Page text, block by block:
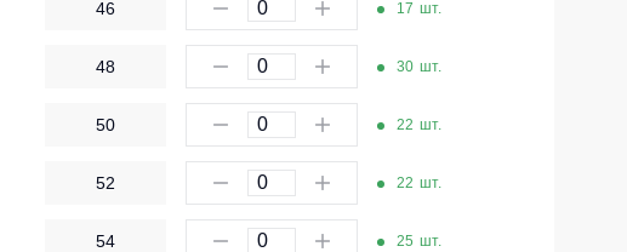
Одноразовая спецодежда
Термобелье
Специальная одежда
Головные уборы
46 17 шт.
48 30 шт.
50 22 шт.
52 22 шт.
54 25 шт.